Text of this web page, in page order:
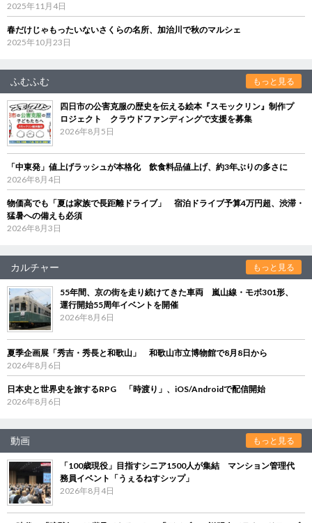
2025年11月4日
春だけじゃもったいないさくらの名所、加治川で秋のマルシェ
2025年10月23日
ふむふむ もっと見る
四日市の公害克服の歴史を伝える絵本『スモックリン』制作プ
ロジェクト クラウドファンディングで支援を募集
2026年8月5日
「中東発」値上げラッシュが本格化 飲食料品値上げ、約3年ぶりの多さに
2026年8月4日
物価高でも「夏は家族で長距離ドライブ」 宿泊ドライブ予算4万円超、渋滞・
猛暑への備えも必須
2026年8月3日
カルチャー もっと見る
55年間、京の街を走り続けてきた車両 嵐山線・モボ301形、
運行開始55周年イベントを開催
2026年8月6日
夏季企画展「秀吉・秀長と和歌山」 和歌山市立博物館で8月8日から
2026年8月6日
日本史と世界史を旅するRPG 「時渡り」、iOS/Androidで配信開始
2026年8月6日
動画 もっと見る
「100歳現役」目指すシニア1500人が集結 マンション管理代
務員イベント「うぇるねすシップ」
2026年8月4日